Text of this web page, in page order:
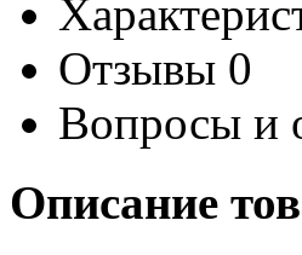
Отзывы 0
Вопросы и
Описание